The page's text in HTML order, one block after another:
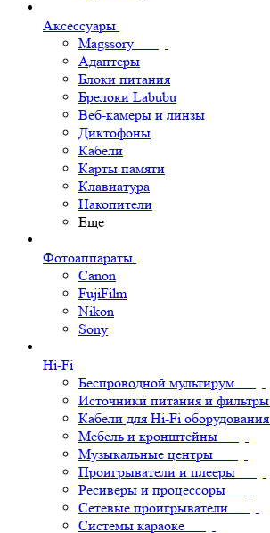
Аксессуары
Magssory
Адаптеры
Блоки питания
Брелоки Labubu
Веб-камеры и линзы
Диктофоны
Кабели
Карты памяти
Клавиатура
Накопители
Еще
Фотоаппараты
Canon
FujiFilm
Nikon
Sony
Hi-Fi
Беспроводной мультирум
Источники питания и фильтры
Кабели для Hi-Fi оборудования
Мебель и кронштейны
Музыкальные центры
Проигрыватели и плееры
Ресиверы и процессоры
Сетевые проигрыватели
Системы караоке